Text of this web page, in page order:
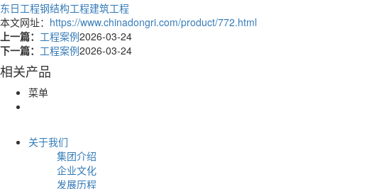
东日工程钢结构工程建筑工程
本文网址： https://www.chinadongri.com/product/772.html
上一篇： 工程案例2026-03-24
下一篇： 工程案例2026-03-24
相关产品
菜单
关于我们
集团介绍
企业文化
发展历程